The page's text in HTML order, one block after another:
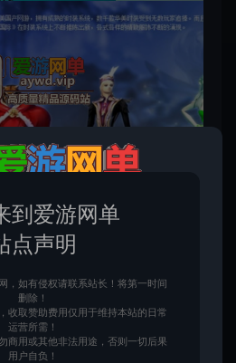
载，请先 登录
品，购买后获取连接可转存复
换！请一定确认无误再购买赞
勿赞助！ 客服QQ：3391007258
到爱游网单
点声明
，如有侵权请联系站长！将第一时间
删除！
收取赞助费用仅用于维持本站的日常
运营所需！
商用或其他非法用途，否则一切后果
用户自负！